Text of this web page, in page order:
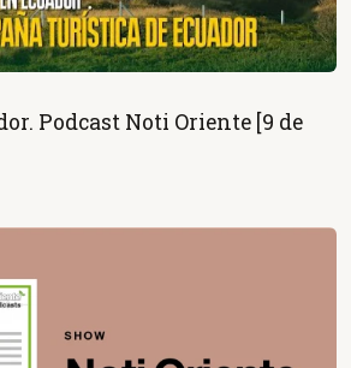
Podcast Noti Oriente [9 de